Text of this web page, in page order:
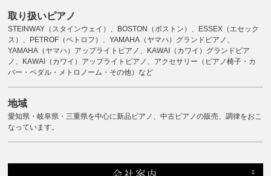
取り扱いピアノ
STEINWAY（スタインウェイ）、BOSTON（ボストン）、ESSEX（エセック
ス）、PETROF（ペトロフ）、YAMAHA（ヤマハ）グランドピアノ、
YAMAHA（ヤマハ）アップライトピアノ、KAWAI（カワイ）グランドピア
ノ、KAWAI（カワイ）アップライトピアノ、アクセサリー（ピアノ椅子・カ
バー・ペダル・メトロノーム・その他）など
地域
愛知県・岐阜県・三重県を中心に新品ピアノ、中古ピアノの販売、調律をおこ
なっています。